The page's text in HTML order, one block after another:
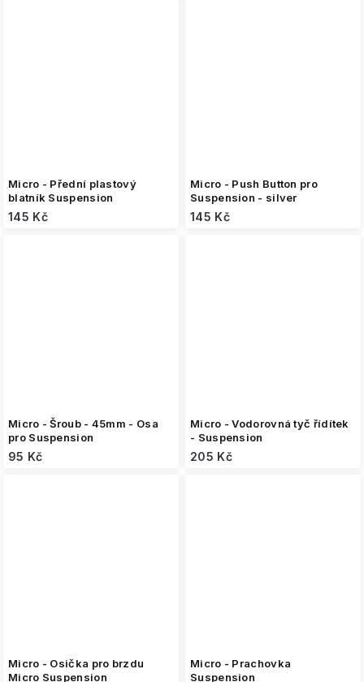
Micro - Přední plastový
blatník Suspension
145 Kč
Micro - Push Button pro
Suspension - silver
145 Kč
Micro - Šroub - 45mm - Osa
pro Suspension
95 Kč
Micro - Vodorovná tyč řídítek
- Suspension
205 Kč
Micro - Osička pro brzdu
Micro Suspension
Micro - Prachovka
Suspension